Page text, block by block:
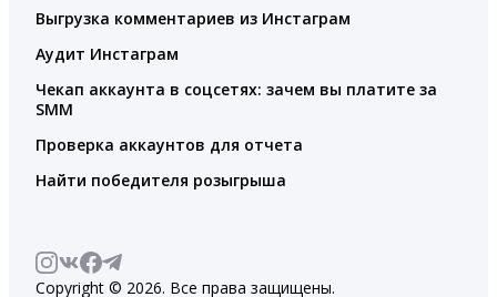
Выгрузка комментариев из Инстаграм
Аудит Инстаграм
Чекап аккаунта в соцсетях: зачем вы платите за
SMM
Проверка аккаунтов для отчета
Найти победителя розыгрыша
Copyright © 2026. Все права защищены.